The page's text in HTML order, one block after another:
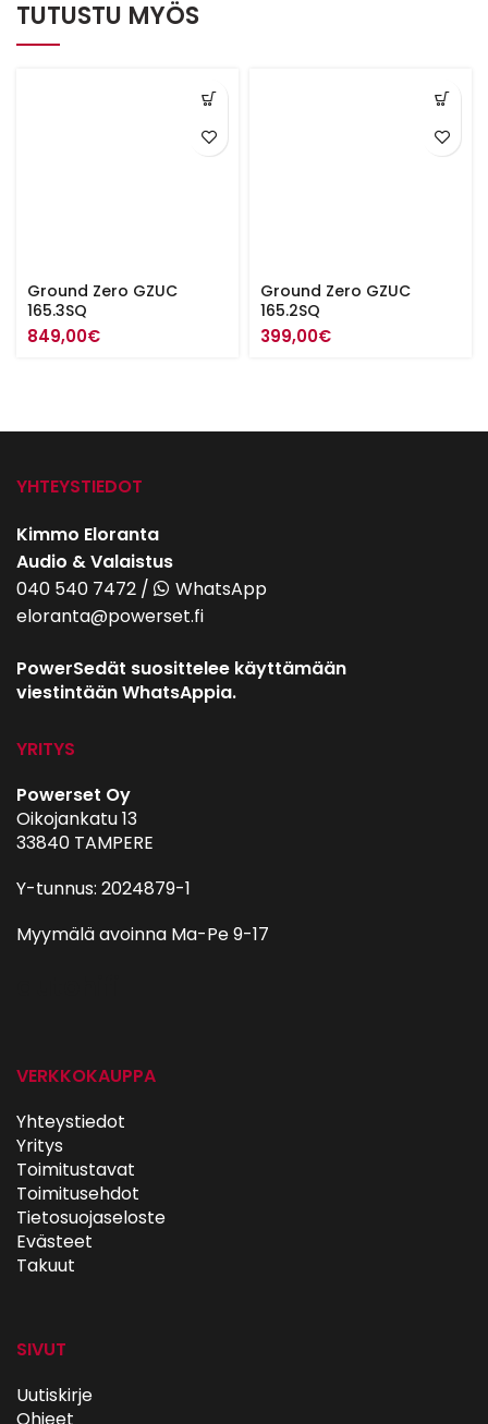
TUTUSTU MYÖS
Ground Zero GZUC
165.3SQ
849,00€
Ground Zero GZUC
165.2SQ
399,00€
YHTEYSTIEDOT
Kimmo Eloranta
Audio & Valaistus
040 540 7472 /
WhatsApp
eloranta@powerset.fi
PowerSedät suosittelee käyttämään
viestintään WhatsAppia.
YRITYS
Powerset Oy
Oikojankatu 13
33840 TAMPERE
Y-tunnus: 2024879-1
Myymälä avoinna Ma-Pe 9-17
VERKKOKAUPPA
Yhteystiedot
Yritys
Toimitustavat
Toimitusehdot
Tietosuojaseloste
Evästeet
Takuut
SIVUT
Uutiskirje